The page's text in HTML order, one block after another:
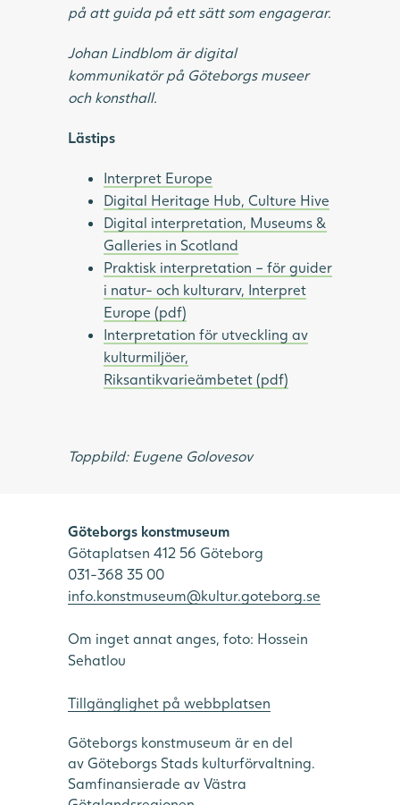
på att guida på ett sätt som engagerar.
Johan Lindblom är digital
kommunikatör på Göteborgs museer
och konsthall.
Lästips
Interpret Europe
Digital Heritage Hub, Culture Hive
Digital interpretation, Museums &
Galleries in Scotland
Praktisk interpretation – för guider
i natur- och kulturarv, Interpret
Europe (pdf)
Interpretation för utveckling av
kulturmiljöer,
Riksantikvarieämbetet (pdf)
Toppbild: Eugene Golovesov
Göteborgs konstmuseum
Götaplatsen 412 56 Göteborg
031-368 35 00
info.konstmuseum@kultur.goteborg.se
Om inget annat anges, foto: Hossein
Sehatlou
Tillgänglighet på webbplatsen
Göteborgs konstmuseum är en del
av Göteborgs Stads kulturförvaltning.
Samfinansierade av Västra